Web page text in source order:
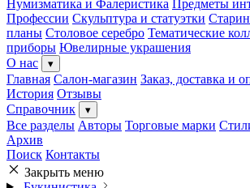
Нумизматика и Фалеристика Предметы
Профессии Скульптура и статуэтки
планы Столовое серебро Тематические
приборы Ювелирные украшения
О нас
▾
Главная Салон-магазин Заказ, доставка и
История Отзывы
Справочник
▾
Все разделы Авторы Торговые марки
Архив
Поиск Контакты
Закрыть меню